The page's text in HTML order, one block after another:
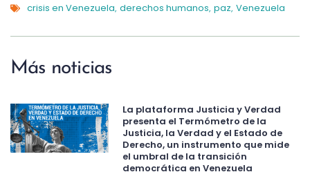
crisis en Venezuela, derechos humanos, paz, Venezuela
Más noticias
La plataforma Justicia y Verdad
presenta el Termómetro de la
Justicia, la Verdad y el Estado de
Derecho, un instrumento que mide
el umbral de la transición
democrática en Venezuela